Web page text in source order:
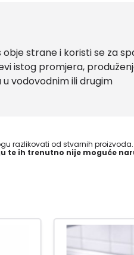
strane i koristi se za
istog promjera,
vodovodnim ili drugim
razlikovati od stvarnih proizvoda.
te ih trenutno nije moguće